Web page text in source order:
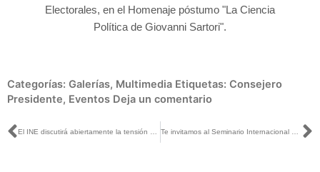
Electorales, en el Homenaje póstumo "La Ciencia
Política de Giovanni Sartori".
Categorías: Galerías, Multimedia Etiquetas: Consejero
Presidente, Eventos Deja un comentario
Ant